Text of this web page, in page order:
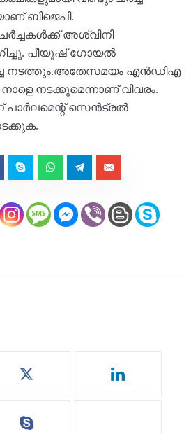
ബിജെപി.
അശ്വിനി
പീയൂഷ് ഗോയല്‍
നടത്തും.അതേസമയം എന്‍ഡിഎ
നടക്കുമെന്നാണ് വിവരം.
പാര്‍ലമെന്റ് സെന്‍ട്രല്‍